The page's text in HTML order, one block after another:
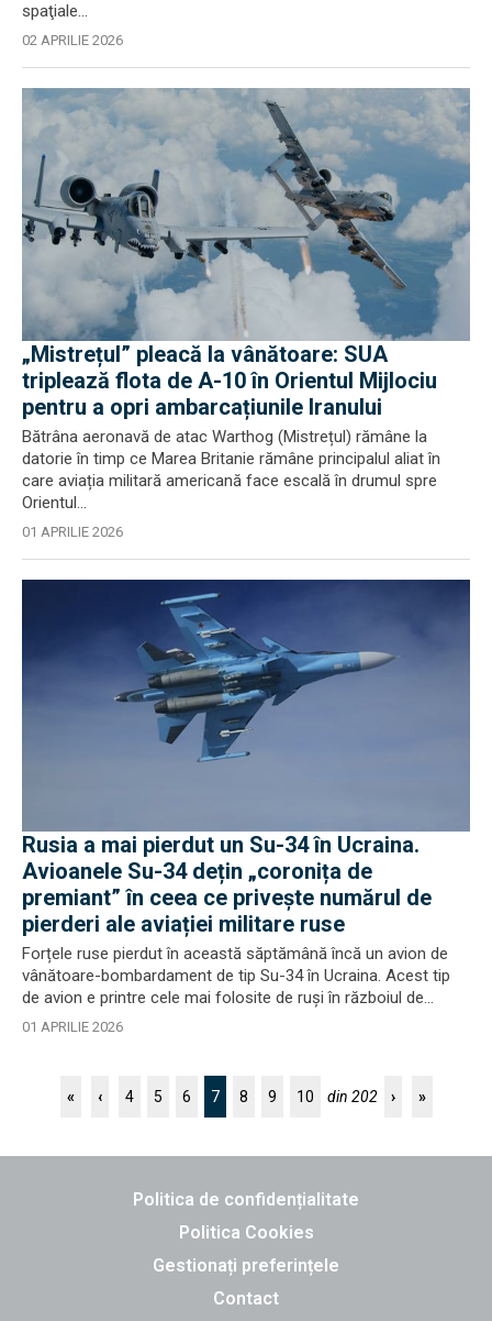
spaţiale...
02 APRILIE 2026
„Mistrețul” pleacă la vânătoare: SUA
triplează flota de A-10 în Orientul Mijlociu
pentru a opri ambarcațiunile Iranului
Bătrâna aeronavă de atac Warthog (Mistrețul) rămâne la
datorie în timp ce Marea Britanie rămâne principalul aliat în
care aviația militară americană face escală în drumul spre
Orientul...
01 APRILIE 2026
Rusia a mai pierdut un Su-34 în Ucraina.
Avioanele Su-34 dețin „coronița de
premiant” în ceea ce privește numărul de
pierderi ale aviației militare ruse
Forțele ruse pierdut în această săptămână încă un avion de
vânătoare-bombardament de tip Su-34 în Ucraina. Acest tip
de avion e printre cele mai folosite de ruși în războiul de...
01 APRILIE 2026
« ‹ 4 5 6 7 8 9 10 din 202 › »
Politica de confidențialitate
Politica Cookies
Gestionați preferințele
Contact